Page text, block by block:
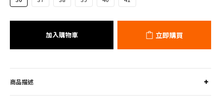
加入購物車 立即購買
商品描述